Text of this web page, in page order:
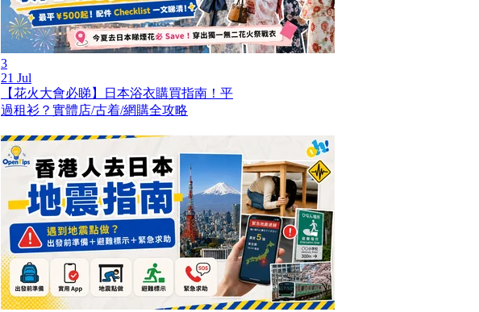
3
21 Jul
【花火大會必睇】日本浴衣購買指南！平
過租衫？實體店/古着/網購全攻略